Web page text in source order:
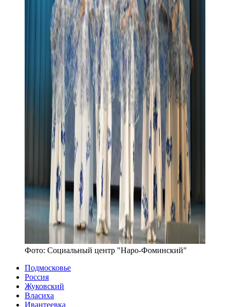
Фото: Социальный центр "Наро-Фоминский"
Подмосковье
Россия
Жуковский
Власиха
Ивантеевка